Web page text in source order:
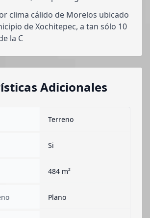
clima cálido de Morelos ubicado
de Xochitepec, a tan sólo 10
la C
Adicionales
Terreno
Si
484 m²
Plano